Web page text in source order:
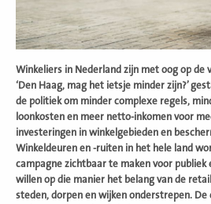
Winkeliers in Nederland zijn met oog op de
‘Den Haag, mag het ietsje minder zijn?’
de politiek om minder complexe regels,
loonkosten en meer netto-inkomen voor
investeringen in winkelgebieden en
Winkeldeuren en -ruiten in het hele land
campagne zichtbaar te maken voor publiek
willen op die manier het belang van de
steden, dorpen en wijken onderstrepen. De